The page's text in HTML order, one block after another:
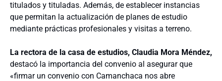
titulados y tituladas. Además, de establecer instancias
que permitan la actualización de planes de estudio
mediante prácticas profesionales y visitas a terreno.
La rectora de la casa de estudios, Claudia Mora Méndez,
destacó la importancia del convenio al asegurar que
«firmar un convenio con Camanchaca nos abre